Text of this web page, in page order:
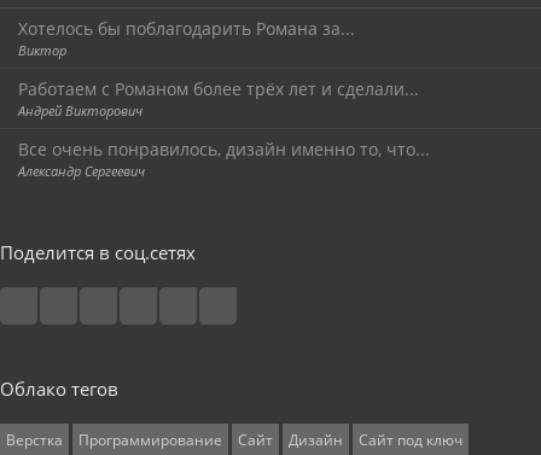
Хотелось бы поблагодарить Романа за...
Виктор
Работаем с Романом более трёх лет и сделали...
Андрей Викторович
Все очень понравилось, дизайн именно то, что...
Александр Сергеевич
Поделится в соц.сетях
Облако тегов
Верстка Программирование Сайт Дизайн Сайт под ключ